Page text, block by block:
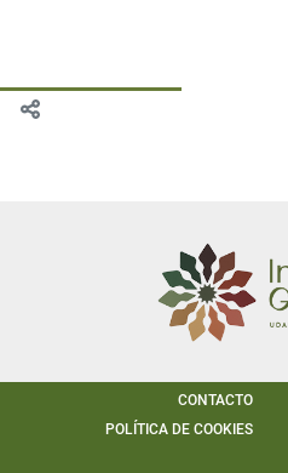
CONTACTO
POLÍTICA DE COOKIES